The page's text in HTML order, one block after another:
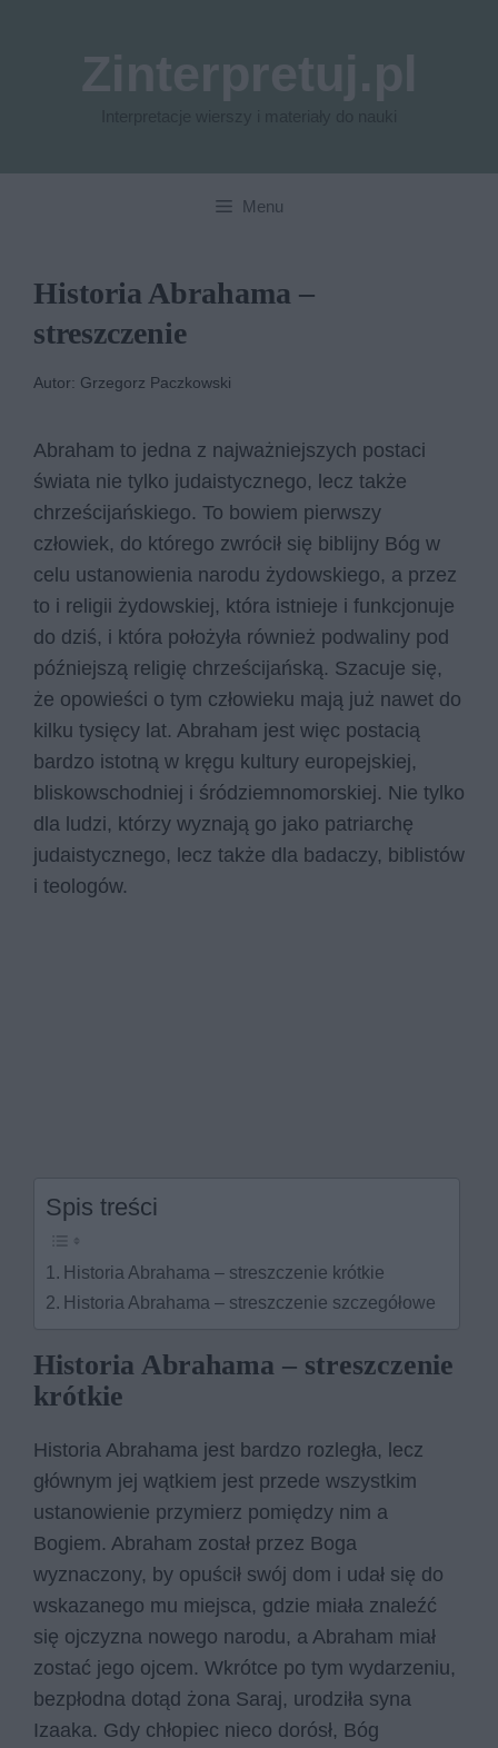
Menu
Historia Abrahama –
streszczenie
Autor: Grzegorz Paczkowski
Abraham to jedna z najważniejszych postaci
świata nie tylko judaistycznego, lecz także
chrześcijańskiego. To bowiem pierwszy
człowiek, do którego zwrócił się biblijny Bóg w
celu ustanowienia narodu żydowskiego, a przez
to i religii żydowskiej, która istnieje i funkcjonuje
do dziś, i która położyła również podwaliny pod
późniejszą religię chrześcijańską. Szacuje się,
że opowieści o tym człowieku mają już nawet do
kilku tysięcy lat. Abraham jest więc postacią
bardzo istotną w kręgu kultury europejskiej,
bliskowschodniej i śródziemnomorskiej. Nie tylko
dla ludzi, którzy wyznają go jako patriarchę
judaistycznego, lecz także dla badaczy, biblistów
i teologów.
Spis treści
Historia Abrahama – streszczenie krótkie
Historia Abrahama – streszczenie szczegółowe
Historia Abrahama – streszczenie
krótkie
Historia Abrahama jest bardzo rozległa, lecz
głównym jej wątkiem jest przede wszystkim
ustanowienie przymierz pomiędzy nim a
Bogiem. Abraham został przez Boga
wyznaczony, by opuścił swój dom i udał się do
wskazanego mu miejsca, gdzie miała znaleźć
się ojczyzna nowego narodu, a Abraham miał
zostać jego ojcem. Wkrótce po tym wydarzeniu,
bezpłodna dotąd żona Saraj, urodziła syna
Izaaka. Gdy chłopiec nieco dorósł, Bóg